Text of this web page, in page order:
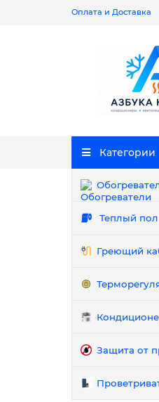
Оплата и Доставка
Категории
Теплый пол
Греющий
Защита от